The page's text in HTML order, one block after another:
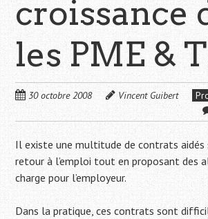
croissance
les PME &
30 octobre 2008 Vincent Guibert
Il existe une multitude de contrats
retour à l’emploi tout en proposant des
charge pour l’employeur.
Dans la pratique, ces contrats sont